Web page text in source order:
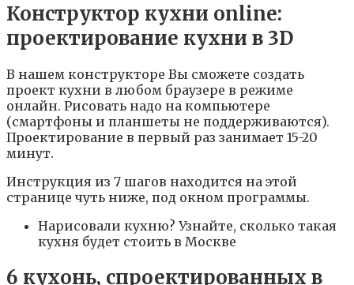
Конструктор кухни online:
проектирование кухни в 3D
В нашем конструкторе Вы сможете создать
проект кухни в любом браузере в режиме
онлайн. Рисовать надо на компьютере
(смартфоны и планшеты не поддерживаются).
Проектирование в первый раз занимает 15-20
минут.
Инструкция из 7 шагов находится на этой
странице чуть ниже, под окном программы.
Нарисовали кухню? Узнайте, сколько такая
кухня будет стоить в Москве
6 кухонь, спроектированных в